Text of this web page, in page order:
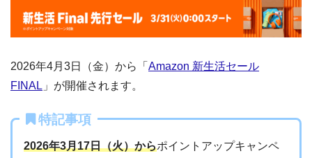
2026年4月3日（金）から「 Amazon 新生活セール
FINAL 」が開催されます。
特記事項
2026年3月17日（火）からポイントアップキャンペ